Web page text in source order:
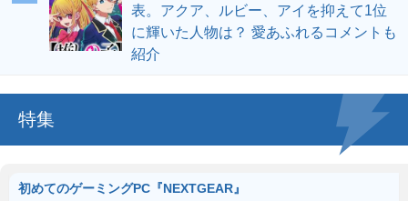
表。アクア、ルビー、アイを抑えて1位
に輝いた人物は？ 愛あふれるコメントも
紹介
特集
初めてのゲーミングPC『NEXTGEAR』